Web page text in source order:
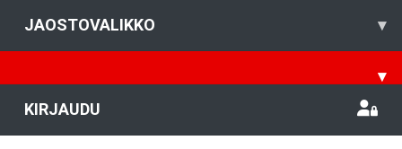
JAOSTOVALIKKO ▾
▾
KIRJAUDU